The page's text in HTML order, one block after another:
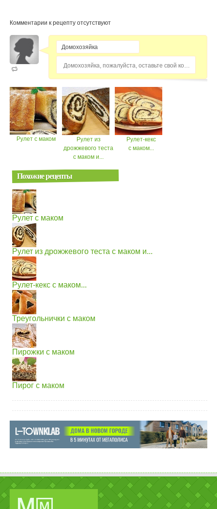
Комментарии к рецепту отсутствуют
Домохозяйка, пожалуйста, оставьте свой комментарий...
Рулет с маком
Рулет из
дрожжевого теста
с маком и...
Рулет-кекс
с маком...
Похожие рецепты
Рулет с маком
Рулет из дрожжевого теста с маком и...
Рулет-кекс с маком...
Треугольнички с маком
Пирожки с маком
Пирог с маком